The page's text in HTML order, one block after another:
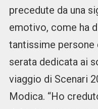
precedute da una
emotivo, come ha
tantissime persone
serata dedicata ai
viaggio di Scenari
Modica. “Ho